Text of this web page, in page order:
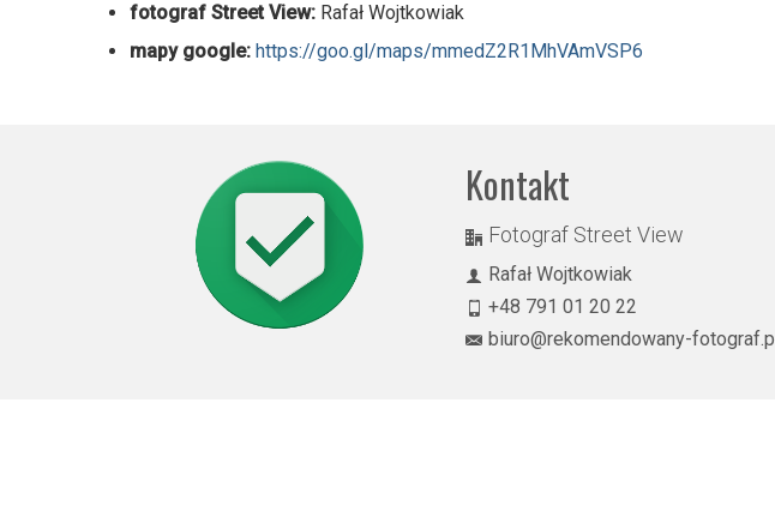
fotograf Street View: Rafał Wojtkowiak
mapy google: https://goo.gl/maps/mmedZ2R1MhVAmVSP6
Kontakt
Fotograf Street View
Rafał Wojtkowiak
+48 791 01 20 22
biuro@rekomendowany-fotograf.pl